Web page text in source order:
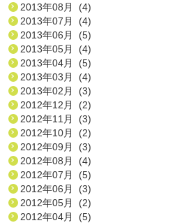
2013年08月 (4)
2013年07月 (4)
2013年06月 (5)
2013年05月 (4)
2013年04月 (5)
2013年03月 (4)
2013年02月 (3)
2012年12月 (2)
2012年11月 (3)
2012年10月 (2)
2012年09月 (3)
2012年08月 (4)
2012年07月 (5)
2012年06月 (3)
2012年05月 (2)
2012年04月 (5)